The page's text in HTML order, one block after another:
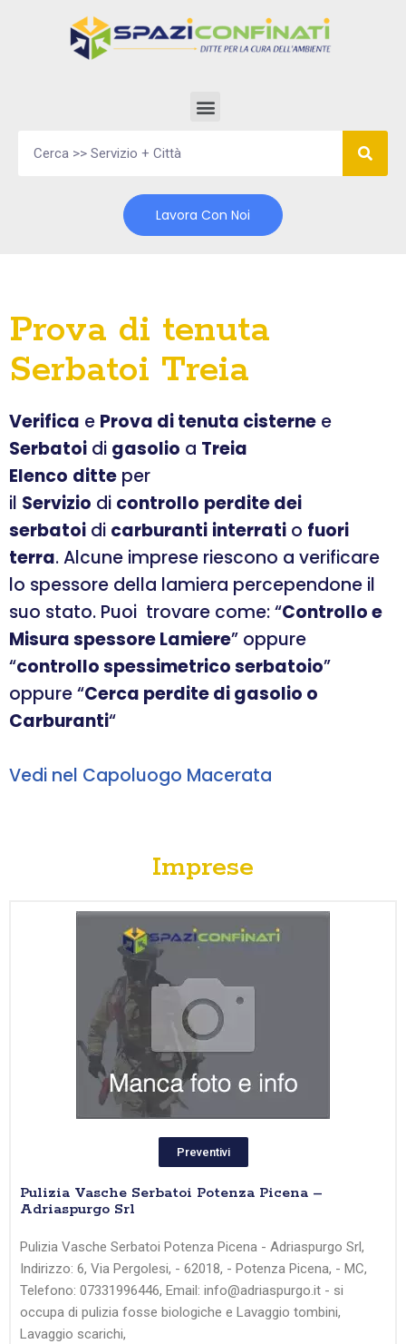
Lavora Con Noi
Prova di tenuta
Serbatoi Treia
Verifica e Prova di tenuta cisterne e
Serbatoi di gasolio a Treia
Elenco ditte per
il Servizio di controllo perdite dei
serbatoi di carburanti interrati o fuori
terra. Alcune imprese riescono a verificare
lo spessore della lamiera percependone il
suo stato. Puoi trovare come: “Controllo e
Misura spessore Lamiere” oppure
“controllo spessimetrico serbatoio”
oppure “Cerca perdite di gasolio o
Carburanti“
Vedi nel Capoluogo Macerata
Imprese
Preventivi
Pulizia Vasche Serbatoi Potenza Picena –
Adriaspurgo Srl
Pulizia Vasche Serbatoi Potenza Picena - Adriaspurgo Srl,
Indirizzo: 6, Via Pergolesi, - 62018, - Potenza Picena, - MC,
Telefono: 07331996446, Email: info@adriaspurgo.it - si
occupa di pulizia fosse biologiche e Lavaggio tombini,
Lavaggio scarichi,